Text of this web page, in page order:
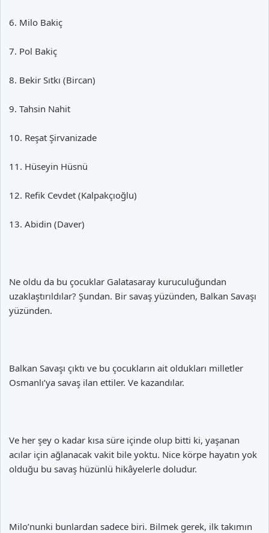
6. Milo Bakiç
7. Pol Bakiç
8. Bekir Sıtkı (Bircan)
9. Tahsin Nahit
10. Reşat Şirvanizade
11. Hüseyin Hüsnü
12. Refik Cevdet (Kalpakçıoğlu)
13. Abidin (Daver)
Ne oldu da bu çocuklar Galatasaray kuruculuğundan
uzaklaştırıldılar? Şundan. Bir savaş yüzünden, Balkan Savaşı
yüzünden.
Balkan Savaşı çıktı ve bu çocukların ait oldukları milletler
Osmanlı’ya savaş ilan ettiler. Ve kazandılar.
Ve her şey o kadar kısa süre içinde olup bitti ki, yaşanan
acılar için ağlanacak vakit bile yoktu. Nice körpe hayatın yok
olduğu bu savaş hüzünlü hikâyelerle doludur.
Milo’nunki bunlardan sadece biri. Bilmek gerek, ilk takımın